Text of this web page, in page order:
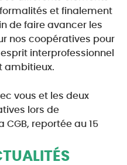
et finalement
de faire avancer les
nos coopératives pour
interprofessionnel
ambitieux.
vous et les deux
lors de
CGB, reportée au 15